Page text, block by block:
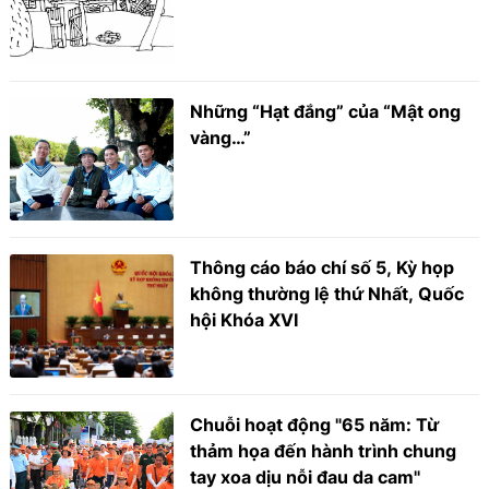
Những “Hạt đắng” của “Mật ong
vàng…”
Thông cáo báo chí số 5, Kỳ họp
không thường lệ thứ Nhất, Quốc
hội Khóa XVI
Chuỗi hoạt động "65 năm: Từ
thảm họa đến hành trình chung
tay xoa dịu nỗi đau da cam"